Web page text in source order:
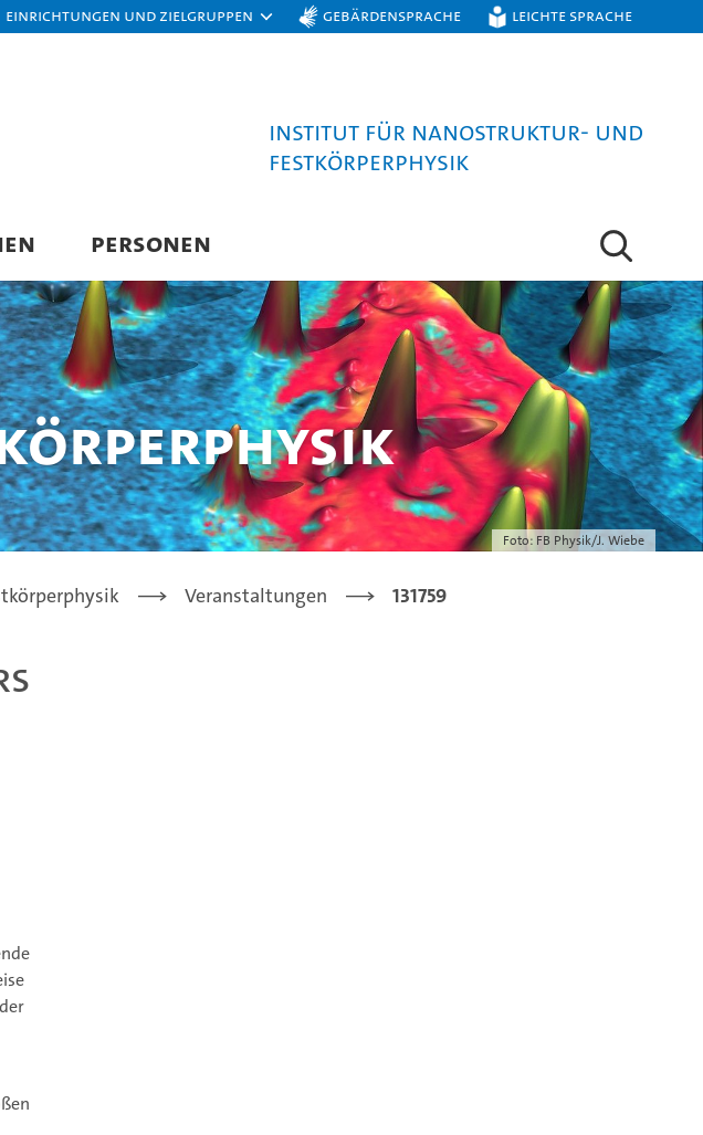
Einrichtungen und Zielgruppen Gebärdensprache Leichte Sprache
Institut für Nanostruktur- und
Festkörperphysik
PERSONEN
Foto: FB Physik/J. Wiebe
Veranstaltungen 131759